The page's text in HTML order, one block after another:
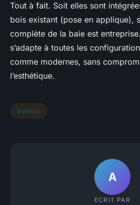
Tout à fait. Soit elles sont
bois existant (pose en applique),
complète de la baie est entreprise.
s’adapte à toutes les
comme modernes, sans
l’esthétique.
travaux
A
ECRIT PAR